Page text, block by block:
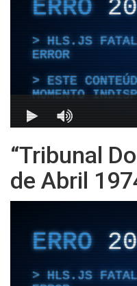
“Tribunal
de Abril